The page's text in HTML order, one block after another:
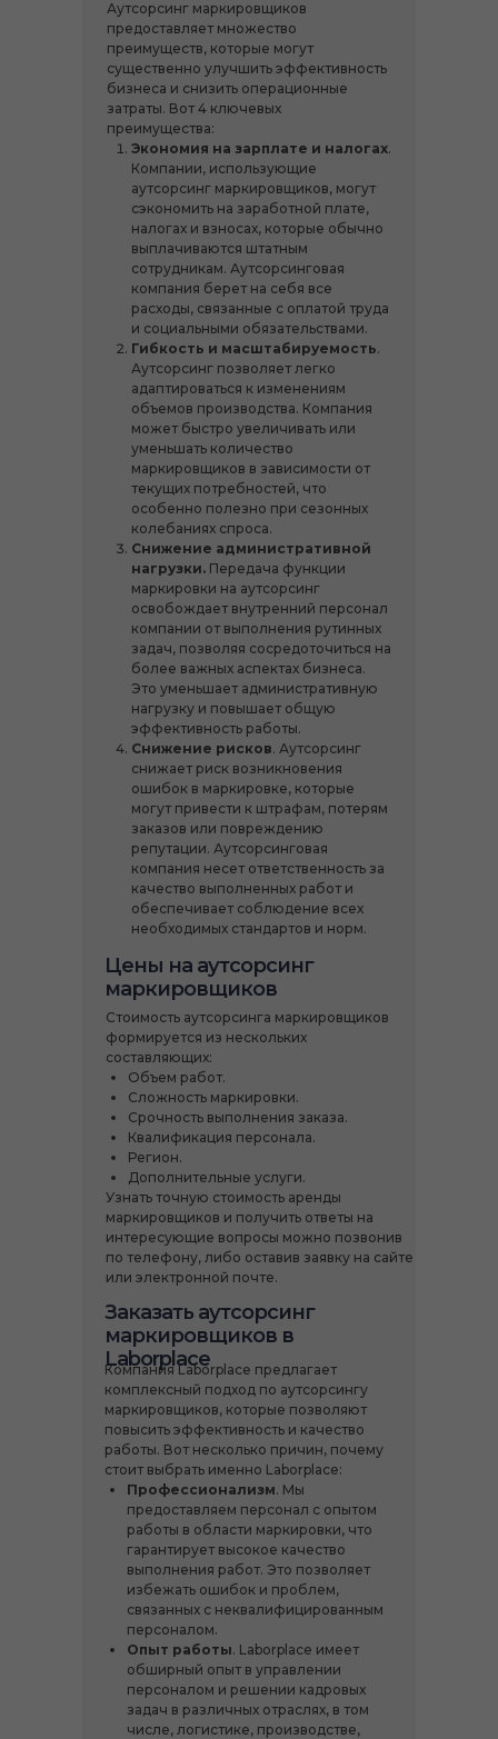
Аутсорсинг маркировщиков
предоставляет множество
преимуществ, которые могут
существенно улучшить эффективность
бизнеса и снизить операционные
затраты. Вот 4 ключевых
преимущества:
Экономия на зарплате и налогах.
Компании, использующие
аутсорсинг маркировщиков, могут
сэкономить на заработной плате,
налогах и взносах, которые обычно
выплачиваются штатным
сотрудникам. Аутсорсинговая
компания берет на себя все
расходы, связанные с оплатой труда
и социальными обязательствами.
Гибкость и масштабируемость.
Аутсорсинг позволяет легко
адаптироваться к изменениям
объемов производства. Компания
может быстро увеличивать или
уменьшать количество
маркировщиков в зависимости от
текущих потребностей, что
особенно полезно при сезонных
колебаниях спроса.
Снижение административной
нагрузки. Передача функции
маркировки на аутсорсинг
освобождает внутренний персонал
компании от выполнения рутинных
задач, позволяя сосредоточиться на
более важных аспектах бизнеса.
Это уменьшает административную
нагрузку и повышает общую
эффективность работы.
Снижение рисков. Аутсорсинг
снижает риск возникновения
ошибок в маркировке, которые
могут привести к штрафам, потерям
заказов или повреждению
репутации. Аутсорсинговая
компания несет ответственность за
качество выполненных работ и
обеспечивает соблюдение всех
необходимых стандартов и норм.
Стоимость аутсорсинга маркировщиков
формируется из нескольких
составляющих:
Объем работ.
Сложность маркировки.
Срочность выполнения заказа.
Квалификация персонала.
Регион.
Дополнительные услуги.
Узнать точную стоимость аренды
маркировщиков и получить ответы на
интересующие вопросы можно позвонив
по телефону, либо оставив заявку на сайте
или электронной почте.
Цены на аутсорсинг
маркировщиков
Компания Laborplace предлагает
комплексный подход по аутсорсингу
маркировщиков, которые позволяют
повысить эффективность и качество
работы. Вот несколько причин, почему
стоит выбрать именно Laborplace:
Профессионализм. Мы
предоставляем персонал с опытом
работы в области маркировки, что
гарантирует высокое качество
выполнения работ. Это позволяет
избежать ошибок и проблем,
связанных с неквалифицированным
персоналом.
Опыт работы. Laborplace имеет
обширный опыт в управлении
персоналом и решении кадровых
задач в различных отраслях, в том
числе, логистике, производстве,
Заказать аутсорсинг
маркировщиков в
Laborplace